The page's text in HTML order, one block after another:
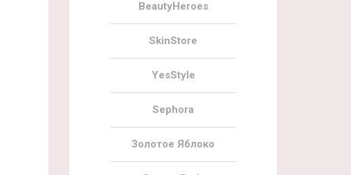
BeautyHeroes
SkinStore
YesStyle
Sephora
Золотое Яблоко